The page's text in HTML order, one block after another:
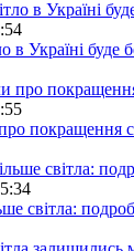
в Україні буде
покращення
світла: